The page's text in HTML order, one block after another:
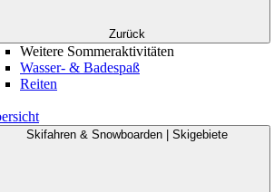
Zurück
Weitere Sommeraktivitäten
Wasser- & Badespaß
Reiten
Skifahren & Snowboarden | Skigebiete